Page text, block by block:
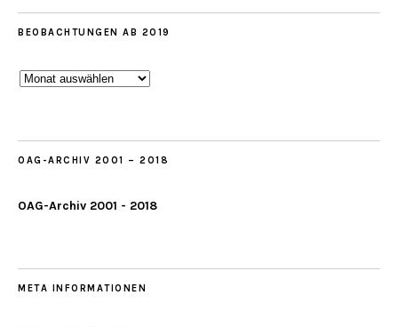
BEOBACHTUNGEN AB 2019
Beobachtungen
OAG-ARCHIV 2001 – 2018
OAG-Archiv 2001 - 2018
META INFORMATIONEN